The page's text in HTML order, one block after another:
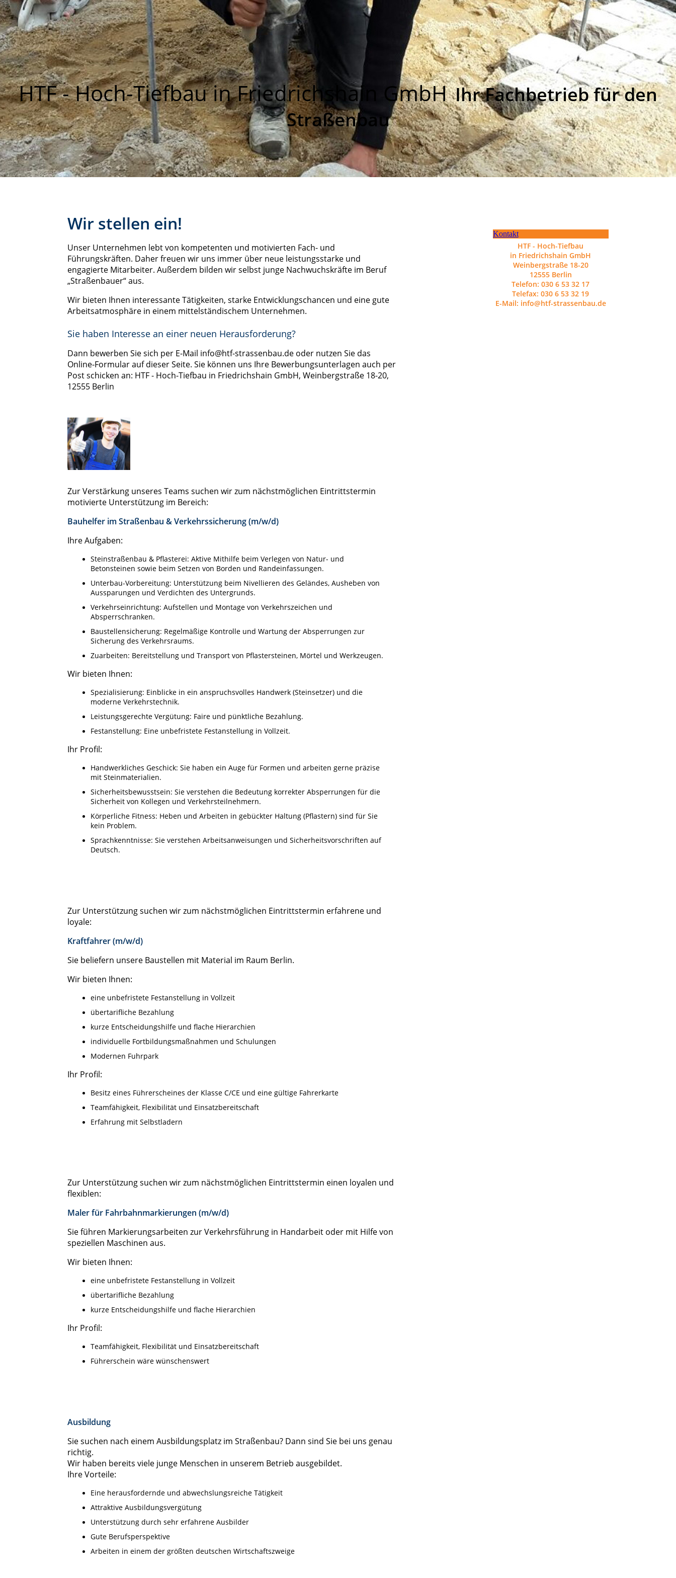
HTF - Hoch-Tiefbau in Friedrichshain GmbH Ihr Fachbetrieb für den
Straßenbau
Wir stellen ein!
Unser Unternehmen lebt von kompetenten und motivierten Fach- und
Führungskräften. Daher freuen wir uns immer über neue leistungsstarke und
engagierte Mitarbeiter. Außerdem bilden wir selbst junge Nachwuchskräfte im Beruf
„Straßenbauer“ aus.
Wir bieten Ihnen interessante Tätigkeiten, starke Entwicklungschancen und eine gute
Arbeitsatmosphäre in einem mittelständischem Unternehmen.
Sie haben Interesse an einer neuen Herausforderung?
Dann bewerben Sie sich per E-Mail info@htf-strassenbau.de oder nutzen Sie das
Online-Formular auf dieser Seite. Sie können uns Ihre Bewerbungsunterlagen auch per
Post schicken an: HTF - Hoch-Tiefbau in Friedrichshain GmbH, Weinbergstraße 18-20,
12555 Berlin
Zur Verstärkung unseres Teams suchen wir zum nächstmöglichen Eintrittstermin
motivierte Unterstützung im Bereich:
Bauhelfer im Straßenbau & Verkehrssicherung (m/w/d)
Ihre Aufgaben:
Steinstraßenbau & Pflasterei: Aktive Mithilfe beim Verlegen von Natur- und
Betonsteinen sowie beim Setzen von Borden und Randeinfassungen.
Unterbau-Vorbereitung: Unterstützung beim Nivellieren des Geländes, Ausheben von
Aussparungen und Verdichten des Untergrunds.
Verkehrseinrichtung: Aufstellen und Montage von Verkehrszeichen und
Absperrschranken.
Baustellensicherung: Regelmäßige Kontrolle und Wartung der Absperrungen zur
Sicherung des Verkehrsraums.
Zuarbeiten: Bereitstellung und Transport von Pflastersteinen, Mörtel und Werkzeugen.
Wir bieten Ihnen:
Spezialisierung: Einblicke in ein anspruchsvolles Handwerk (Steinsetzer) und die
moderne Verkehrstechnik.
Leistungsgerechte Vergütung: Faire und pünktliche Bezahlung.
Festanstellung: Eine unbefristete Festanstellung in Vollzeit.
Ihr Profil:
Handwerkliches Geschick: Sie haben ein Auge für Formen und arbeiten gerne präzise
mit Steinmaterialien.
Sicherheitsbewusstsein: Sie verstehen die Bedeutung korrekter Absperrungen für die
Sicherheit von Kollegen und Verkehrsteilnehmern.
Körperliche Fitness: Heben und Arbeiten in gebückter Haltung (Pflastern) sind für Sie
kein Problem.
Sprachkenntnisse: Sie verstehen Arbeitsanweisungen und Sicherheitsvorschriften auf
Deutsch.
Zur Unterstützung suchen wir zum nächstmöglichen Eintrittstermin erfahrene und
loyale:
Kraftfahrer (m/w/d)
Sie beliefern unsere Baustellen mit Material im Raum Berlin.
Wir bieten Ihnen:
eine unbefristete Festanstellung in Vollzeit
übertarifliche Bezahlung
kurze Entscheidungshilfe und flache Hierarchien
individuelle Fortbildungsmaßnahmen und Schulungen
Modernen Fuhrpark
Ihr Profil:
Besitz eines Führerscheines der Klasse C/CE und eine gültige Fahrerkarte
Teamfähigkeit, Flexibilität und Einsatzbereitschaft
Erfahrung mit Selbstladern
Zur Unterstützung suchen wir zum nächstmöglichen Eintrittstermin einen loyalen und
flexiblen:
Maler für Fahrbahnmarkierungen (m/w/d)
Sie führen Markierungsarbeiten zur Verkehrsführung in Handarbeit oder mit Hilfe von
speziellen Maschinen aus.
Wir bieten Ihnen:
eine unbefristete Festanstellung in Vollzeit
übertarifliche Bezahlung
kurze Entscheidungshilfe und flache Hierarchien
Ihr Profil:
Teamfähigkeit, Flexibilität und Einsatzbereitschaft
Führerschein wäre wünschenswert
Ausbildung
Sie suchen nach einem Ausbildungsplatz im Straßenbau? Dann sind Sie bei uns genau
richtig.
Wir haben bereits viele junge Menschen in unserem Betrieb ausgebildet.
Ihre Vorteile:
Eine herausfordernde und abwechslungsreiche Tätigkeit
Attraktive Ausbildungsvergütung
Unterstützung durch sehr erfahrene Ausbilder
Gute Berufsperspektive
Arbeiten in einem der größten deutschen Wirtschaftszweige
Kontakt
HTF - Hoch-Tiefbau
in Friedrichshain GmbH
Weinbergstraße 18-20
12555 Berlin
Telefon: 030 6 53 32 17
Telefax: 030 6 53 32 19
E-Mail: info@htf-strassenbau.de